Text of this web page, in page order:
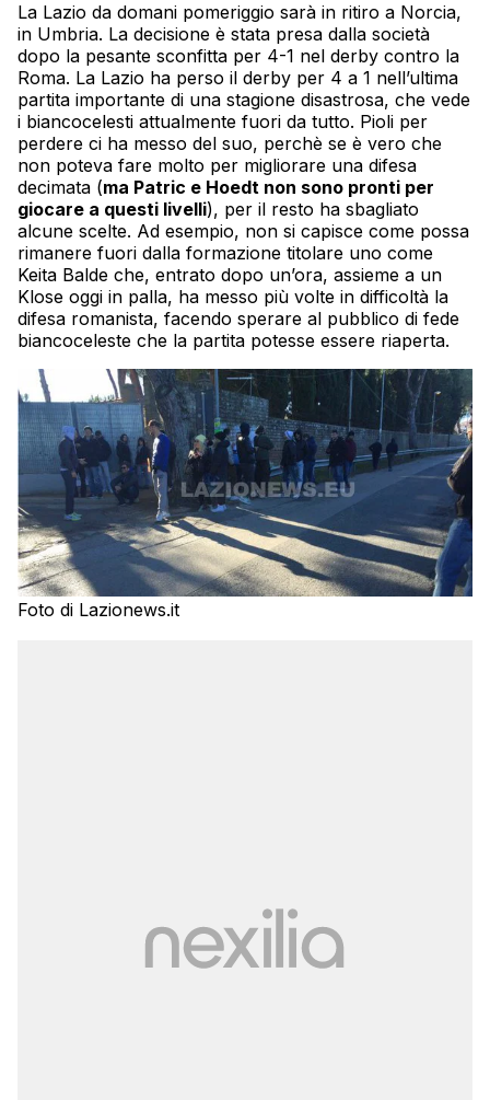
La Lazio da domani pomeriggio sarà in ritiro a Norcia,
in Umbria. La decisione è stata presa dalla società
dopo la pesante sconfitta per 4-1 nel derby contro la
Roma. La Lazio ha perso il derby per 4 a 1 nell’ultima
partita importante di una stagione disastrosa, che vede
i biancocelesti attualmente fuori da tutto. Pioli per
perdere ci ha messo del suo, perchè se è vero che
non poteva fare molto per migliorare una difesa
decimata (ma Patric e Hoedt non sono pronti per
giocare a questi livelli), per il resto ha sbagliato
alcune scelte. Ad esempio, non si capisce come possa
rimanere fuori dalla formazione titolare uno come
Keita Balde che, entrato dopo un’ora, assieme a un
Klose oggi in palla, ha messo più volte in difficoltà la
difesa romanista, facendo sperare al pubblico di fede
biancoceleste che la partita potesse essere riaperta.
Foto di Lazionews.it